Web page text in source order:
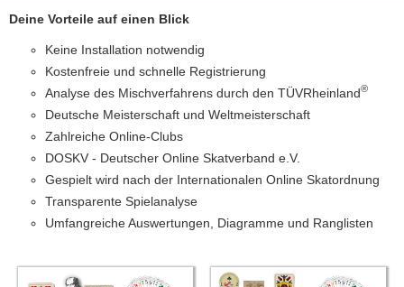
Deine Vorteile auf einen Blick
Keine Installation notwendig
Kostenfreie und schnelle Registrierung
Analyse des Mischverfahrens durch den TÜVRheinland®
Deutsche Meisterschaft und Weltmeisterschaft
Zahlreiche Online-Clubs
DOSKV - Deutscher Online Skatverband e.V.
Gespielt wird nach der Internationalen Online Skatordnung
Transparente Spielanalyse
Umfangreiche Auswertungen, Diagramme und Ranglisten